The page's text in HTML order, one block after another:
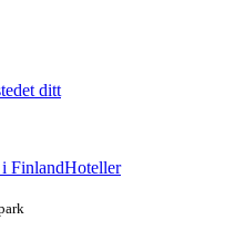
ditt
FinlandHoteller